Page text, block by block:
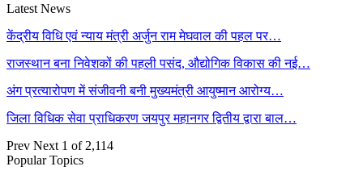
Latest News
केंद्रीय विधि एवं न्याय मंत्री अर्जुन राम मेघवाल की पहल पर…
राजस्थान बना निवेशकों की पहली पसंद, औद्योगिक विकास की नई…
अंग प्रत्यारोपण में संजीवनी बनी मुख्यमंत्री आयुष्मान आरोग्य…
जिला विधिक सेवा प्राधिकरण जयपुर महानगर द्वितीय द्वारा बाल…
Prev Next 1 of 2,114
Popular Topics